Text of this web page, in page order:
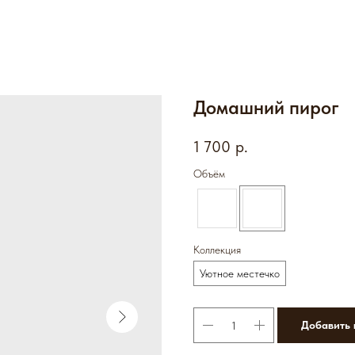
Домашний пирог
1 700 р.
Объём
Коллекция
Уютное местечко
Добавить